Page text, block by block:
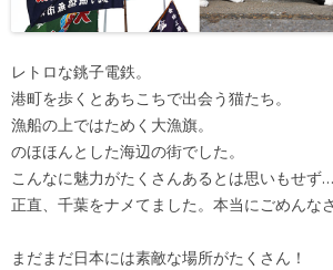
レトロな銚子電鉄。
港町を歩くとあちこちで出会う猫たち。
漁船の上ではためく大漁旗。
のほほんとした海辺の街でした。
こんなに魅力がたくさんあるとは思いもせず…
正直、千葉をナメてました。本当にごめんな
まだまだ日本には素敵な場所がたくさん！